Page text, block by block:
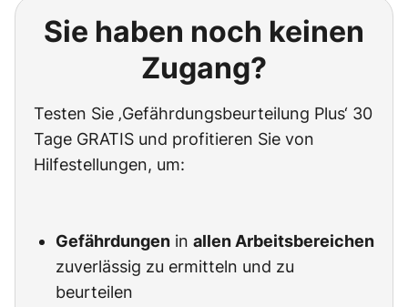
Sie haben noch keinen
Zugang?
Testen Sie ‚Gefährdungsbeurteilung Plus‘ 30
Tage GRATIS und profitieren Sie von
Hilfestellungen, um:
Gefährdungen in allen Arbeitsbereichen
zuverlässig zu ermitteln und zu
beurteilen